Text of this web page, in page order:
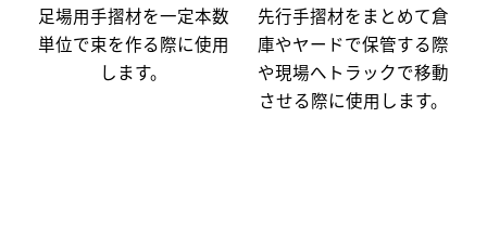
足場用手摺材を一定本数
単位で束を作る際に使用
します。
先行手摺材をまとめて倉
庫やヤードで保管する際
や現場へトラックで移動
させる際に使用します。